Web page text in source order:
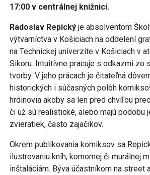
17:00 v centrálnej knižnici.
Radoslav Repický je absolventom
výtvarníctva v Košiciach na oddelení
na Technickej univerzite v Košiciach v
Sikoru. Intuitívne pracuje s odkazmi zo
tvorby. V jeho prácach je čitateľná
historických i súčasných polôh
hrdinovia akoby sa len pred chvíľou
či už sú realistické, alebo majú podobu
zvieratiek, často zajačikov.
Okrem publikovania komiksov sa
ilustrovaniu kníh, komornej či murálnej
inštaláciám. Býva účastníkom na street